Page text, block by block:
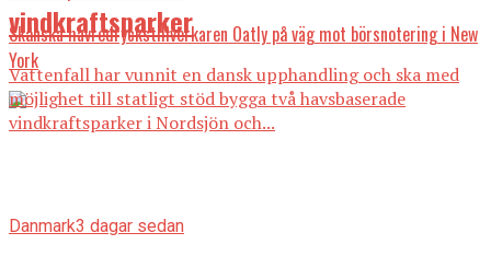
Skånska havredryckstillverkaren Oatly på väg mot börsnotering i New
York
vindkraftsparker
Vattenfall har vunnit en dansk upphandling och ska med
möjlighet till statligt stöd bygga två havsbaserade
vindkraftsparker i Nordsjön och...
Danmark3 dagar sedan